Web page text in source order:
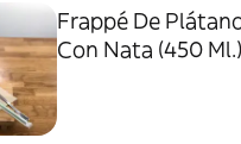
Frappé De
Con Nata (450 Ml.)